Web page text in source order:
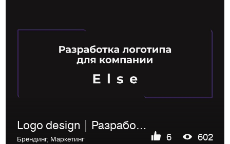
Logo design | Разработка логотипа для компании Else
Брендинг, Маркетинг 6 602